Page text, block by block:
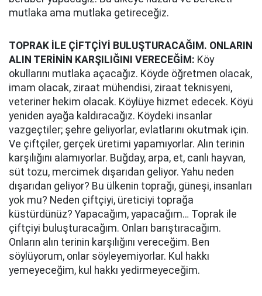
mutlaka ama mutlaka getireceğiz.
TOPRAK İLE ÇİFTÇİYİ BULUŞTURACAĞIM. ONLARIN
ALIN TERİNİN KARŞILIĞINI VERECEĞİM: Köy
okullarını mutlaka açacağız. Köyde öğretmen olacak,
imam olacak, ziraat mühendisi, ziraat teknisyeni,
veteriner hekim olacak. Köylüye hizmet edecek. Köyü
yeniden ayağa kaldıracağız. Köydeki insanlar
vazgeçtiler; şehre geliyorlar, evlatlarını okutmak için.
Ve çiftçiler, gerçek üretimi yapamıyorlar. Alın terinin
karşılığını alamıyorlar. Buğday, arpa, et, canlı hayvan,
süt tozu, mercimek dışarıdan geliyor. Yahu neden
dışarıdan geliyor? Bu ülkenin toprağı, güneşi, insanları
yok mu? Neden çiftçiyi, üreticiyi toprağa
küstürdünüz? Yapacağım, yapacağım… Toprak ile
çiftçiyi buluşturacağım. Onları barıştıracağım.
Onların alın terinin karşılığını vereceğim. Ben
söylüyorum, onlar söyleyemiyorlar. Kul hakkı
yemeyeceğim, kul hakkı yedirmeyeceğim.